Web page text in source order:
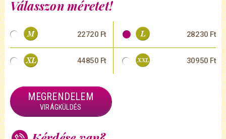
Válasszon méretet!
22720 Ft 28230 Ft
44850 Ft 30950 Ft
MEGRENDELEM
VIRÁGKÜLDÉS